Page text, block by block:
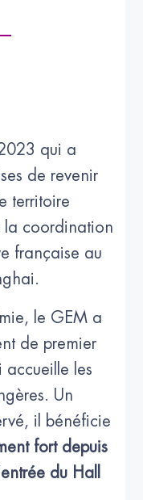
qui a
de revenir
territoire
la coordination
française au
le GEM a
de premier
accueille les
Un
il bénéficie
fort depuis
du Hall